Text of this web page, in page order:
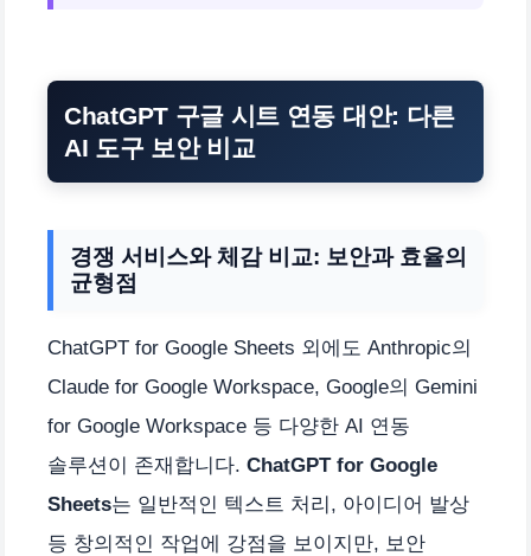
ChatGPT 구글 시트 연동 대안: 다른
AI 도구 보안 비교
경쟁 서비스와 체감 비교: 보안과 효율의
균형점
ChatGPT for Google Sheets 외에도 Anthropic의
Claude for Google Workspace, Google의 Gemini
for Google Workspace 등 다양한 AI 연동
솔루션이 존재합니다. ChatGPT for Google
Sheets는 일반적인 텍스트 처리, 아이디어 발상
등 창의적인 작업에 강점을 보이지만, 보안